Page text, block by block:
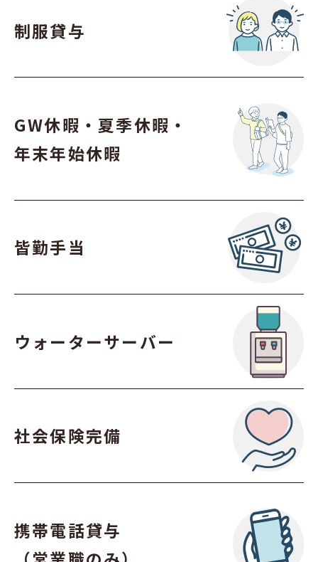
制服貸与
GW休暇・夏季休暇・
年末年始休暇
皆勤手当
ウォーターサーバー
社会保険完備
携帯電話貸与